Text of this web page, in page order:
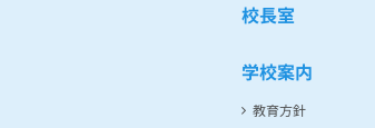
ン
校長室
学校案内
教育方針